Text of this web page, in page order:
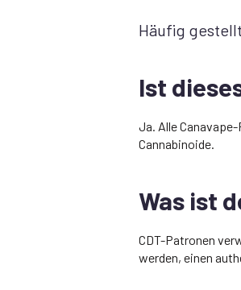
Häufig
Ist
Ja. Alle
Cannabinoide.
Was ist
CDT-Patronen
werden, einen